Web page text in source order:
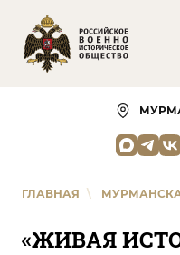
ГЛАВНАЯ \
«ЖИВАЯ